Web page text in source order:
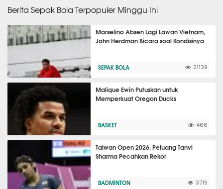
Berita Sepak Bola Terpopuler Minggu Ini
Marselino Absen Lagi Lawan Vietnam,
John Herdman Bicara soal Kondisinya
SEPAK BOLA 21139
Malique Ewin Putuskan untuk
Memperkuat Oregon Ducks
BASKET 466
Taiwan Open 2026: Peluang Tanvi
Sharma Pecahkan Rekor
BADMINTON 3719